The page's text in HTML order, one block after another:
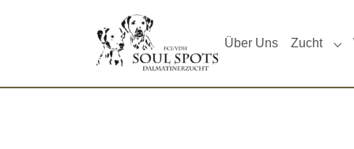
Über Uns(current)
Zucht